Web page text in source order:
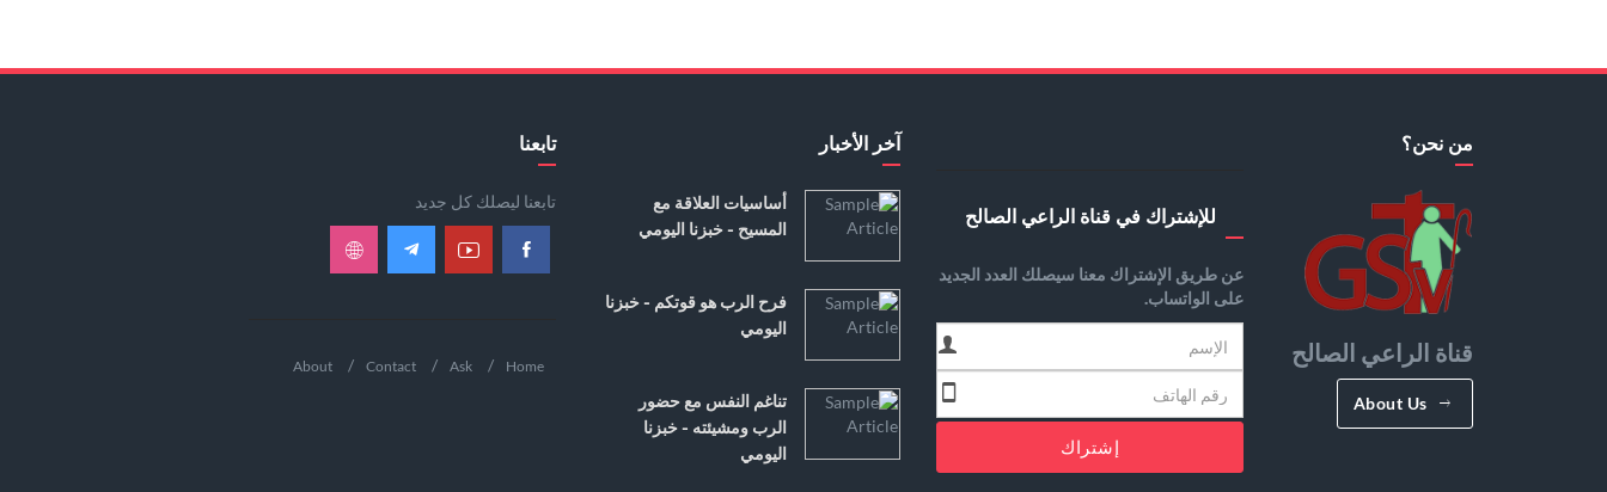
من نحن؟
قناة الراعي الصالح
About Us
للإشتراك في قناة الراعي الصالح
عن طريق الإشتراك معنا سيصلك العدد الجديد
على الواتساب.
إشتراك
آخر الأخبار
أساسيات العلاقة مع
المسيح - خبزنا اليومي
فرح الرب هو قوتكم - خبزنا
اليومي
تناغم النفس مع حضور
الرب ومشيئته - خبزنا
اليومي
تابعنا
تابعنا ليصلك كل جديد
Home
Ask
Contact
About